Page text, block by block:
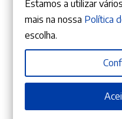
Estamos a utilizar
mais na nossa Política
escolha.